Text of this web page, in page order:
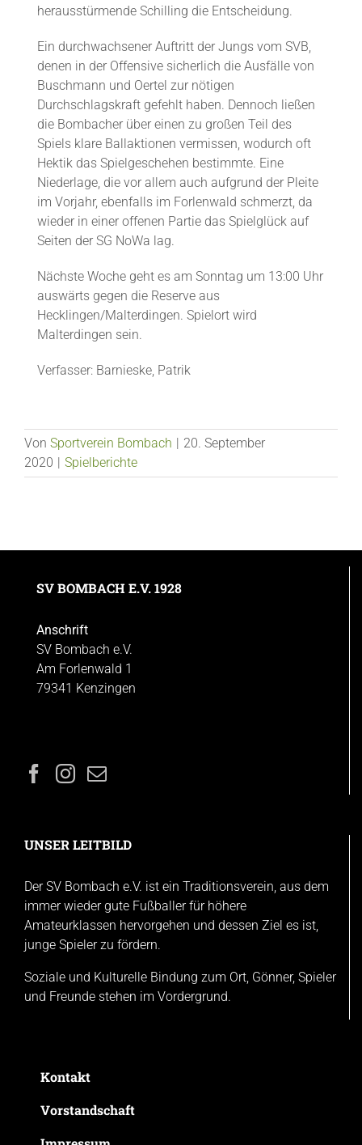
herausstürmende Schilling die Entscheidung.
Ein durchwachsener Auftritt der Jungs vom SVB,
denen in der Offensive sicherlich die Ausfälle von
Buschmann und Oertel zur nötigen
Durchschlagskraft gefehlt haben. Dennoch ließen
die Bombacher über einen zu großen Teil des
Spiels klare Ballaktionen vermissen, wodurch oft
Hektik das Spielgeschehen bestimmte. Eine
Niederlage, die vor allem auch aufgrund der Pleite
im Vorjahr, ebenfalls im Forlenwald schmerzt, da
wieder in einer offenen Partie das Spielglück auf
Seiten der SG NoWa lag.
Nächste Woche geht es am Sonntag um 13:00 Uhr
auswärts gegen die Reserve aus
Hecklingen/Malterdingen. Spielort wird
Malterdingen sein.
Verfasser: Barnieske, Patrik
Von Sportverein Bombach | 20. September
2020 | Spielberichte
SV BOMBACH E.V. 1928
Anschrift
SV Bombach e.V.
Am Forlenwald 1
79341 Kenzingen
UNSER LEITBILD
Der SV Bombach e.V. ist ein Traditionsverein, aus dem
immer wieder gute Fußballer für höhere
Amateurklassen hervorgehen und dessen Ziel es ist,
junge Spieler zu fördern.
Soziale und Kulturelle Bindung zum Ort, Gönner, Spieler
und Freunde stehen im Vordergrund.
Kontakt
Vorstandschaft